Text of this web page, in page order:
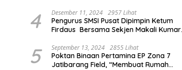
4 Desember 11, 2024 2957 Lihat
Pengurus SMSI Pusat Dipimpin Ketum
Firdaus Bersama Sekjen Makali Kumar
Yusuf
5 September 13, 2024 2855 Lihat
Poktan Binaan Pertamina EP Zona 7
Jatibarang Field, “Membuat Rumah